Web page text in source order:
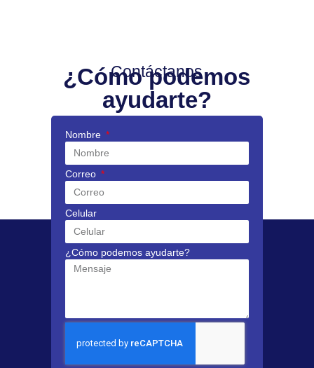
Contáctanos
¿Cómo podemos
ayudarte?
Nombre
Correo
Celular
¿Cómo podemos ayudarte?